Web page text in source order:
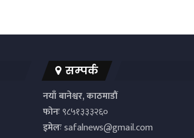
सम्पर्क
नयाँ बानेश्वर, काठमाडौं
फोनः९८५१३३३२६०
इमेलःsafalnews@gmail.com